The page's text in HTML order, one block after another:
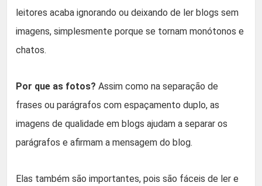
leitores acaba ignorando ou deixando de ler blogs sem
imagens, simplesmente porque se tornam monótonos e
chatos.
Por que as fotos? Assim como na separação de
frases ou parágrafos com espaçamento duplo, as
imagens de qualidade em blogs ajudam a separar os
parágrafos e afirmam a mensagem do blog.
Elas também são importantes, pois são fáceis de ler e